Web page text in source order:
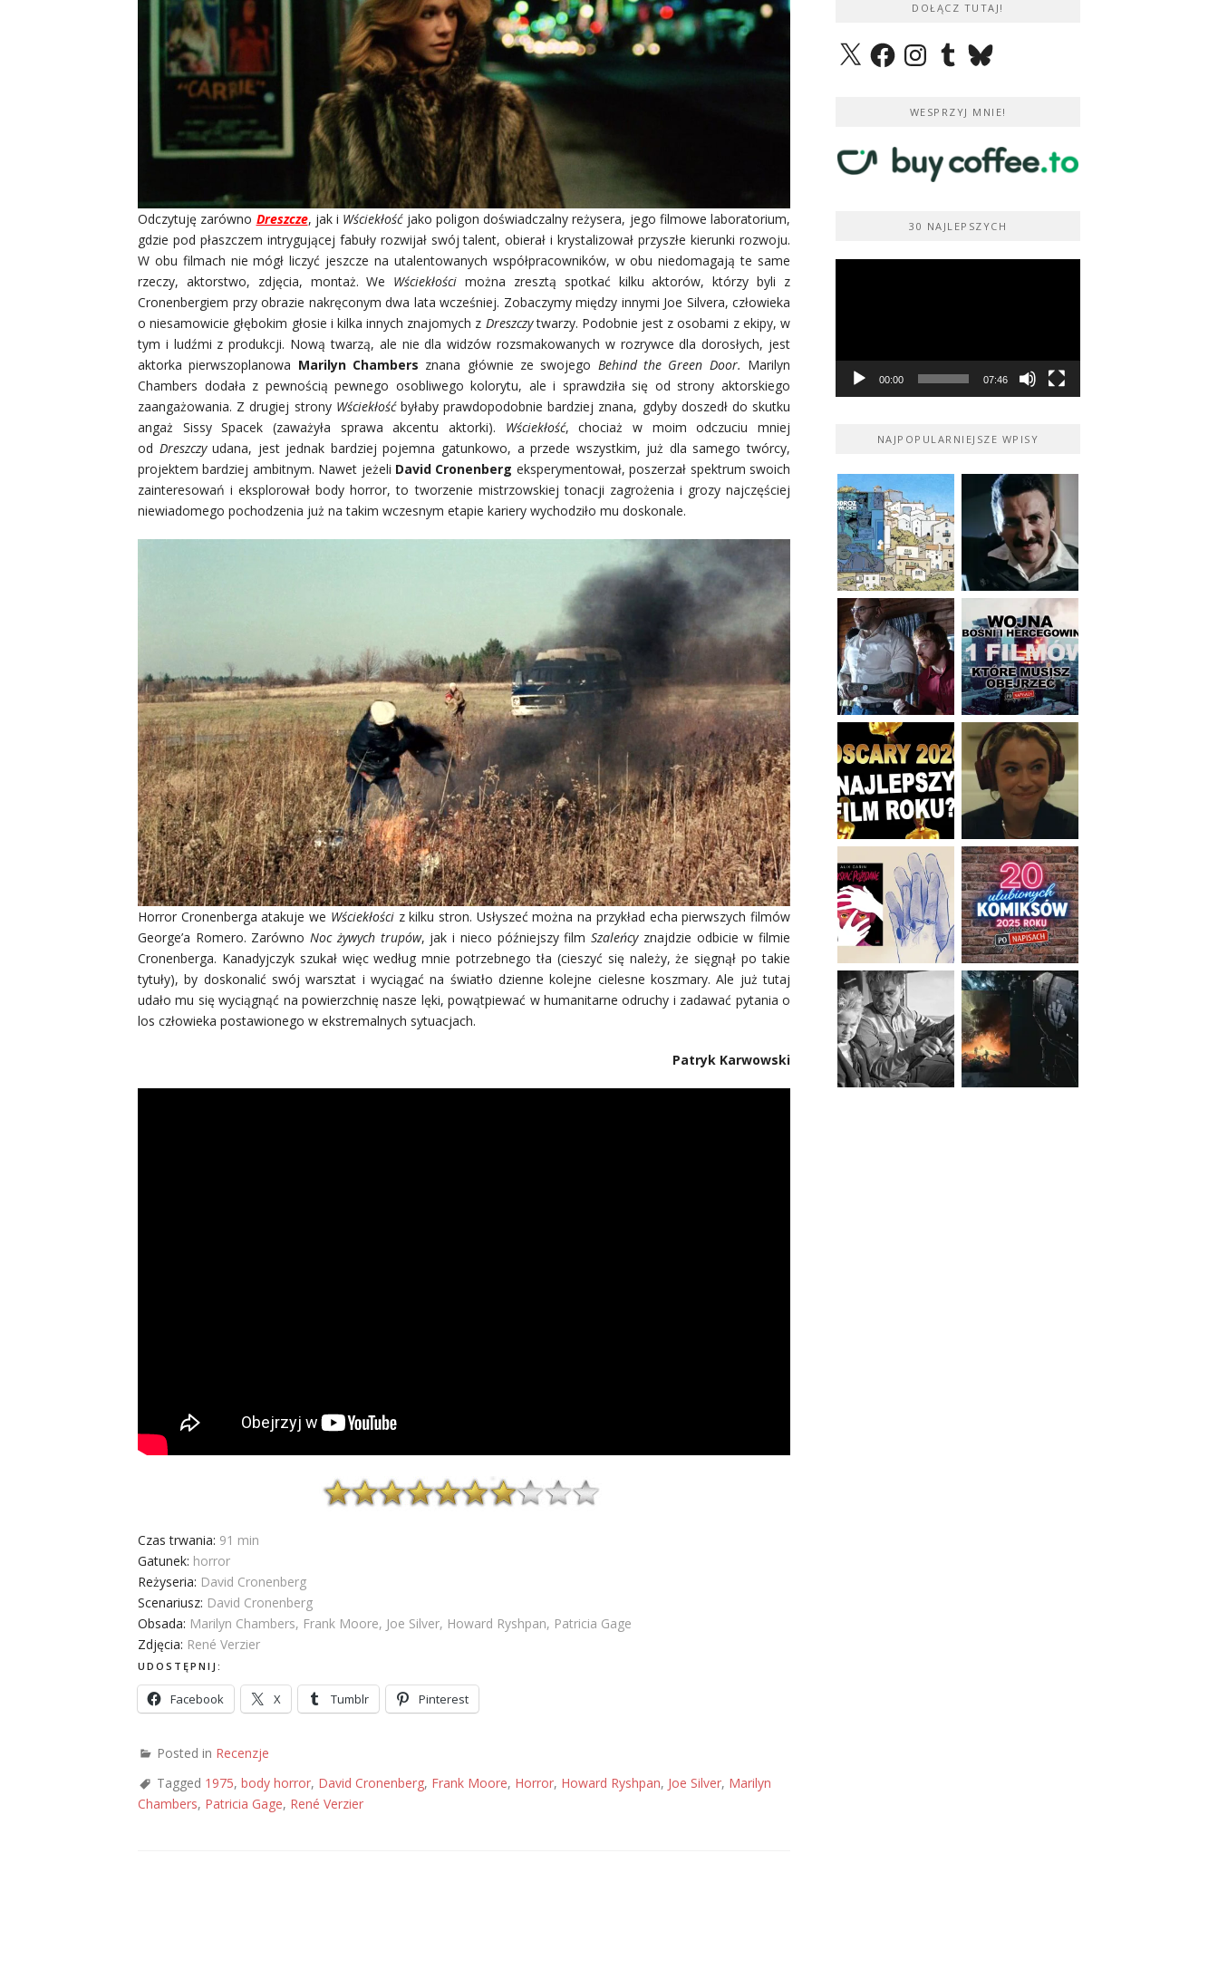
Odczytuję zarówno Dreszcze, jak i Wściekłość jako poligon doświadczalny reżysera, jego filmowe laboratorium,
gdzie pod płaszczem intrygującej fabuły rozwijał swój talent, obierał i krystalizował przyszłe kierunki rozwoju.
W obu filmach nie mógł liczyć jeszcze na utalentowanych współpracowników, w obu niedomagają te same
rzeczy, aktorstwo, zdjęcia, montaż. We Wściekłościmożna zresztą spotkać kilku aktorów, którzy byli z
Cronenbergiem przy obrazie nakręconym dwa lata wcześniej. Zobaczymy między innymi Joe Silvera, człowieka
o niesamowicie głębokim głosie i kilka innych znajomych z Dreszczytwarzy. Podobnie jest z osobami z ekipy, w
tym i ludźmi z produkcji. Nową twarzą, ale nie dla widzów rozsmakowanych w rozrywce dla dorosłych, jest
aktorka pierwszoplanowa Marilyn Chambers znana głównie ze swojego Behind the Green Door. Marilyn
Chambers dodała z pewnością pewnego osobliwego kolorytu, ale i sprawdziła się od strony aktorskiego
zaangażowania. Z drugiej strony Wściekłość byłaby prawdopodobnie bardziej znana, gdyby doszedł do skutku
angaż Sissy Spacek (zaważyła sprawa akcentu aktorki). Wściekłość, chociaż w moim odczuciu mniej
od Dreszczyudana, jest jednak bardziej pojemna gatunkowo, a przede wszystkim, już dla samego twórcy,
projektem bardziej ambitnym. Nawet jeżeli David Cronenberg eksperymentował, poszerzał spektrum swoich
zainteresowań i eksplorował body horror, to tworzenie mistrzowskiej tonacji zagrożenia i grozy najczęściej
niewiadomego pochodzenia już na takim wczesnym etapie kariery wychodziło mu doskonale.
Horror Cronenberga atakuje we Wściekłości z kilku stron. Usłyszeć można na przykład echa pierwszych filmów
George’a Romero. ZarównoNoc żywych trupów, jak i nieco późniejszy filmSzaleńcy znajdzie odbicie w filmie
Cronenberga. Kanadyjczyk szukał więc według mnie potrzebnego tła (cieszyć się należy, że sięgnął po takie
tytuły), by doskonalić swój warsztat i wyciągać na światło dzienne kolejne cielesne koszmary. Ale już tutaj
udało mu się wyciągnąć na powierzchnię nasze lęki, powątpiewać w humanitarne odruchy i zadawać pytania o
los człowieka postawionego w ekstremalnych sytuacjach.
Patryk Karwowski
Czas trwania: 91 min
Gatunek: horror
Reżyseria: David Cronenberg
Scenariusz: David Cronenberg
Obsada: Marilyn Chambers, Frank Moore, Joe Silver, Howard Ryshpan, Patricia Gage
Zdjęcia: René Verzier
UDOSTĘPNIJ:
Facebook X Tumblr Pinterest
Posted in Recenzje
Tagged 1975, body horror, David Cronenberg, Frank Moore, Horror, Howard Ryshpan, Joe Silver, Marilyn
Chambers, Patricia Gage, René Verzier
DOŁĄCZ TUTAJ!
X FacebookInstagramTumblrBluesky
WESPRZYJ MNIE!
30 NAJLEPSZYCH
00:00 07:46
NAJPOPULARNIEJSZE WPISY